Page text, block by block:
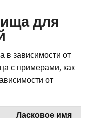
для
в зависимости от
с примерами, как
от
Ласковое имя